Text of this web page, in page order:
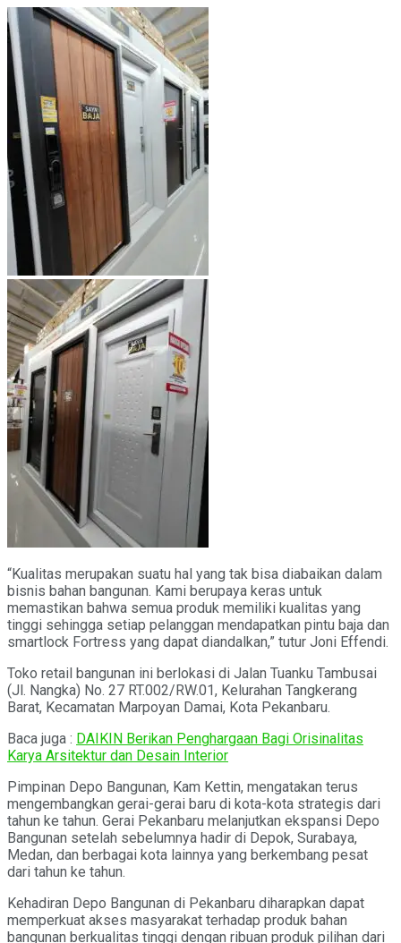
“Kualitas merupakan suatu hal yang tak bisa diabaikan dalam
bisnis bahan bangunan. Kami berupaya keras untuk
memastikan bahwa semua produk memiliki kualitas yang
tinggi sehingga setiap pelanggan mendapatkan pintu baja dan
smartlock Fortress yang dapat diandalkan,” tutur Joni Effendi.
Toko retail bangunan ini berlokasi di Jalan Tuanku Tambusai
(Jl. Nangka) No. 27 RT.002/RW.01, Kelurahan Tangkerang
Barat, Kecamatan Marpoyan Damai, Kota Pekanbaru.
Baca juga : DAIKIN Berikan Penghargaan Bagi Orisinalitas
Karya Arsitektur dan Desain Interior
Pimpinan Depo Bangunan, Kam Kettin, mengatakan terus
mengembangkan gerai-gerai baru di kota-kota strategis dari
tahun ke tahun. Gerai Pekanbaru melanjutkan ekspansi Depo
Bangunan setelah sebelumnya hadir di Depok, Surabaya,
Medan, dan berbagai kota lainnya yang berkembang pesat
dari tahun ke tahun.
Kehadiran Depo Bangunan di Pekanbaru diharapkan dapat
memperkuat akses masyarakat terhadap produk bahan
bangunan berkualitas tinggi dengan ribuan produk pilihan dari